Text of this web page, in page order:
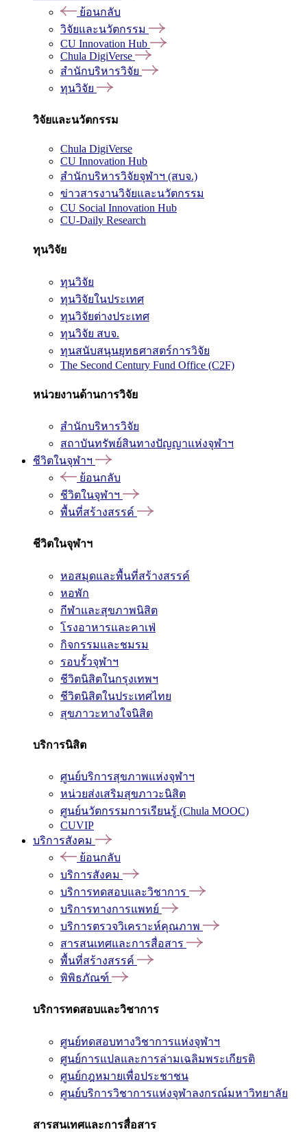
ย้อนกลับ
วิจัยและนวัตกรรม
CU Innovation Hub
Chula DigiVerse
สำนักบริหารวิจัย
ทุนวิจัย
วิจัยและนวัตกรรม
Chula DigiVerse
CU Innovation Hub
สำนักบริหารวิจัยจุฬาฯ (สบจ.)
ข่าวสารงานวิจัยและนวัตกรรม
CU Social Innovation Hub
CU-Daily Research
ทุนวิจัย
ทุนวิจัย
ทุนวิจัยในประเทศ
ทุนวิจัยต่างประเทศ
ทุนวิจัย สบจ.
ทุนสนับสนุนยุทธศาสตร์การวิจัย
The Second Century Fund Office (C2F)
หน่วยงานด้านการวิจัย
สำนักบริหารวิจัย
สถาบันทรัพย์สินทางปัญญาแห่งจุฬาฯ
ชีวิตในจุฬาฯ
ย้อนกลับ
ชีวิตในจุฬาฯ
พื้นที่สร้างสรรค์
ชีวิตในจุฬาฯ
หอสมุดและพื้นที่สร้างสรรค์
หอพัก
กีฬาและสุขภาพนิสิต
โรงอาหารและคาเฟ่
กิจกรรมและชมรม
รอบรั้วจุฬาฯ
ชีวิตนิสิตในกรุงเทพฯ
ชีวิตนิสิตในประเทศไทย
สุขภาวะทางใจนิสิต
บริการนิสิต
ศูนย์บริการสุขภาพแห่งจุฬาฯ
หน่วยส่งเสริมสุขภาวะนิสิต
ศูนย์นวัตกรรมการเรียนรู้ (Chula MOOC)
CUVIP
บริการสังคม
ย้อนกลับ
บริการสังคม
บริการทดสอบและวิชาการ
บริการทางการแพทย์
บริการตรวจวิเคราะห์คุณภาพ
สารสนเทศและการสื่อสาร
พื้นที่สร้างสรรค์
พิพิธภัณฑ์
บริการทดสอบและวิชาการ
ศูนย์ทดสอบทางวิชาการแห่งจุฬาฯ
ศูนย์การแปลและการล่ามเฉลิมพระเกียรติ
ศูนย์กฎหมายเพื่อประชาชน
ศูนย์บริการวิชาการแห่งจุฬาลงกรณ์มหาวิทยาลัย
สารสนเทศและการสื่อสาร